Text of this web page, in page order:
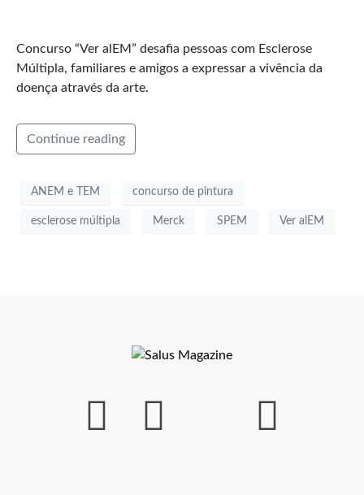
Concurso “Ver alEM” desafia pessoas com Esclerose
Múltipla, familiares e amigos a expressar a vivência da
doença através da arte.
Continue reading
ANEM e TEM concurso de pintura
esclerose múltipla Merck SPEM Ver alEM